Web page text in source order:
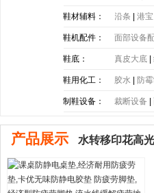
鞋材辅料： 沿条 |港宝
带|塑胶片
鞋机配件： 面部设备
鞋底： 真皮大底 |
底|PE大
鞋用化工： 胶水 防
制鞋设备： 裁断设备 |
产品展示 水转移印花高